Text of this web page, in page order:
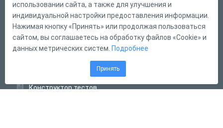
Русский
Справка
Форма обратной связи
Конструктор тестов
использовании сайта, а также для улучшения и
индивидуальной настройки предоставления информации.
Нажимая кнопку «Принять» или продолжая пользоваться
сайтом, вы соглашаетесь на обработку файлов «Cookie» и
данных метрических систем. Подробнее
Принять